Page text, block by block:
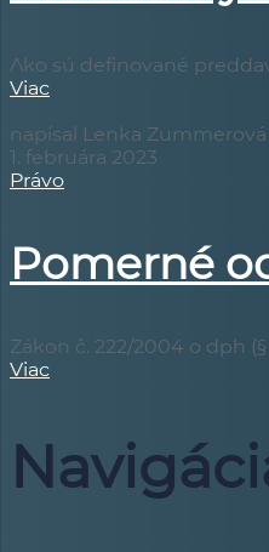
Ako sú definované
Viac
napísal Lenka Zummerová
1. februára 2023
Právo
Pomerné
Zákon č. 222/2004 o dph
Viac